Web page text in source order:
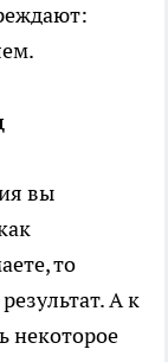
вы
то
А к
некоторое